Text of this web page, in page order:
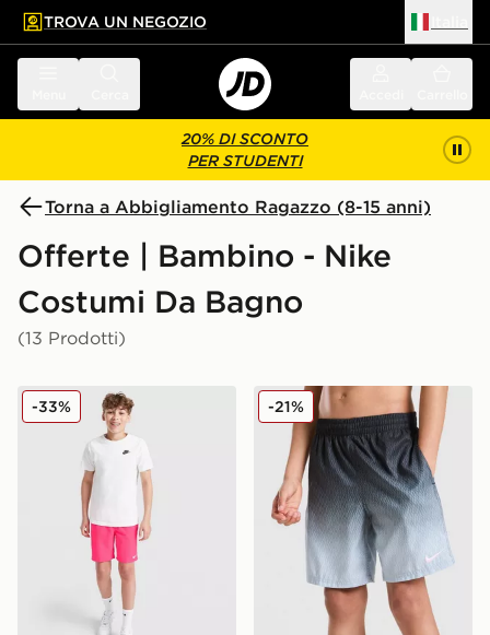
principale
a fondo pagina
TROVA UN NEGOZIO
20% DI SCONTO
PER STUDENTI
Torna a Abbigliamento Ragazzo (8-15 anni)
Offerte | Bambino - Nike
Costumi Da Bagno
(13 Prodotti)
Nike Core Costume da bagno Junior
-33% Nike Costume da bagno
-21%